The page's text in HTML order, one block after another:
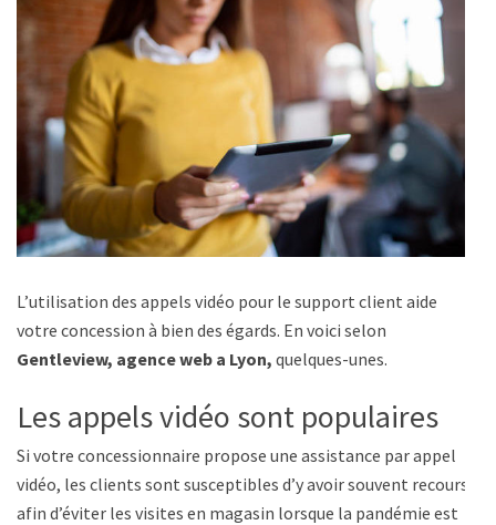
L’utilisation des appels vidéo pour le support client aide
votre concession à bien des égards. En voici selon
Gentleview, agence web a Lyon, quelques-unes.
Les appels vidéo sont populaires
Si votre concessionnaire propose une assistance par appel
vidéo, les clients sont susceptibles d’y avoir souvent recours
afin d’éviter les visites en magasin lorsque la pandémie est